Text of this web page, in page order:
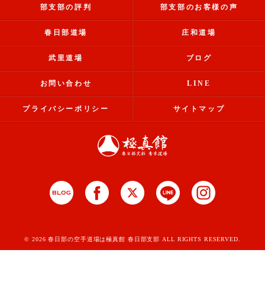
部支部の評判
部支部のお客様の声
春日部道場 庄和道場
武里道場 ブログ
お問い合わせ LINE
プライバシーポリシー サイトマップ
© 2026 春日部の空手道場は極真館 春日部支部 ALL RIGHTS RESERVED.